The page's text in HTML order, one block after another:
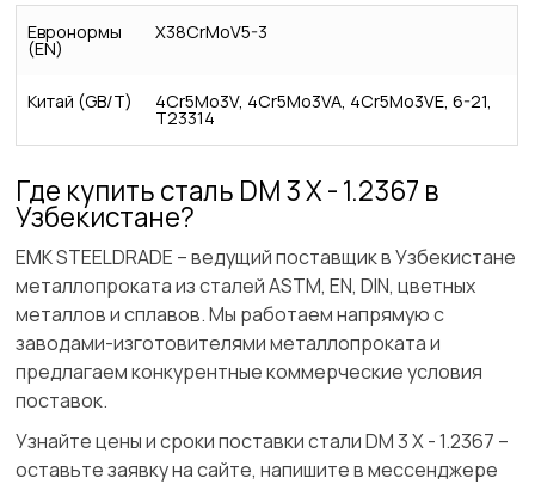
Евронормы
(EN)
X38CrMoV5-3
Китай (GB/T) 4Cr5Mo3V, 4Cr5Mo3VA, 4Cr5Mo3VE, 6-21,
T23314
Где купить сталь DM 3 X - 1.2367 в
Узбекистане?
ЕМК STEELDRADE – ведущий поставщик в Узбекистане
металлопроката из сталей ASTM, EN, DIN, цветных
металлов и сплавов. Мы работаем напрямую с
заводами-изготовителями металлопроката и
предлагаем конкурентные коммерческие условия
поставок.
Узнайте цены и сроки поставки стали DM 3 X - 1.2367 –
оставьте заявку на сайте, напишите в мессенджере